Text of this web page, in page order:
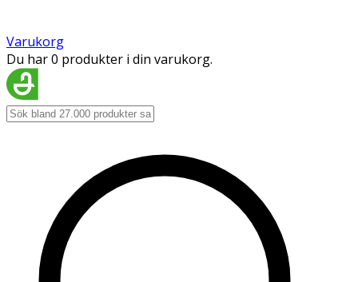
Varukorg
Du har 0 produkter i din varukorg.